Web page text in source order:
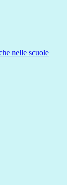
nelle scuole